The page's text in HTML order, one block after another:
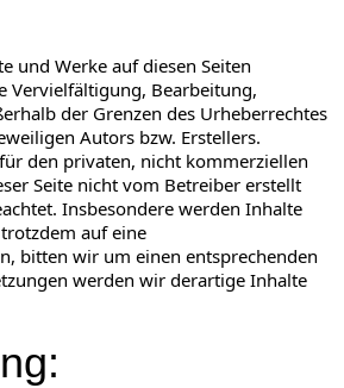
und Werke auf diesen Seiten
Vervielfältigung, Bearbeitung,
der Grenzen des Urheberrechtes
Autors bzw. Erstellers.
den privaten, nicht kommerziellen
Seite nicht vom Betreiber erstellt
Insbesondere werden Inhalte
auf eine
bitten wir um einen entsprechenden
werden wir derartige Inhalte